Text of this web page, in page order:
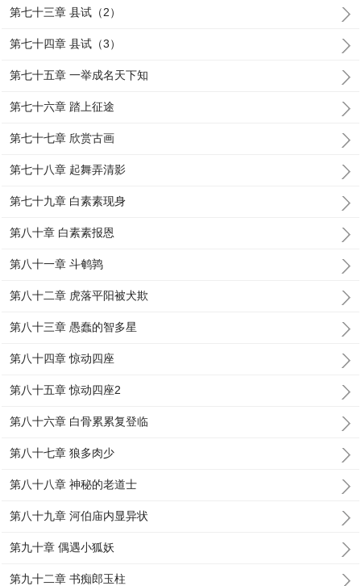
第七十三章 县试（2）
第七十四章 县试（3）
第七十五章 一举成名天下知
第七十六章 踏上征途
第七十七章 欣赏古画
第七十八章 起舞弄清影
第七十九章 白素素现身
第八十章 白素素报恩
第八十一章 斗鹌鹑
第八十二章 虎落平阳被犬欺
第八十三章 愚蠢的智多星
第八十四章 惊动四座
第八十五章 惊动四座2
第八十六章 白骨累累复登临
第八十七章 狼多肉少
第八十八章 神秘的老道士
第八十九章 河伯庙内显异状
第九十章 偶遇小狐妖
第九十二章 书痴郎玉柱